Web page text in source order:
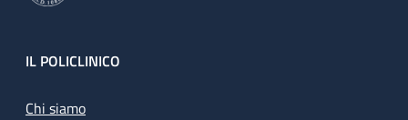
Footer
IL POLICLINICO
Chi siamo